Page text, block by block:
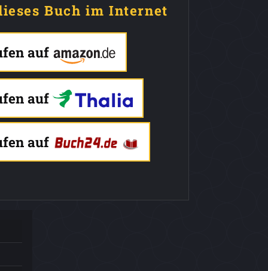
Buch im Internet
auf
auf
auf